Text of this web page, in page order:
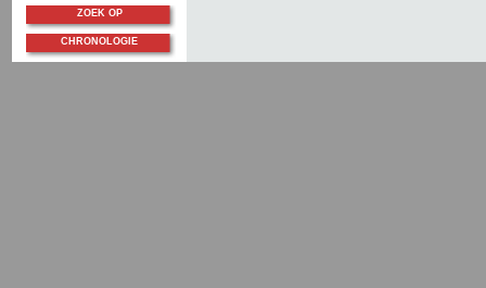
ZOEK OP
CHRONOLOGIE